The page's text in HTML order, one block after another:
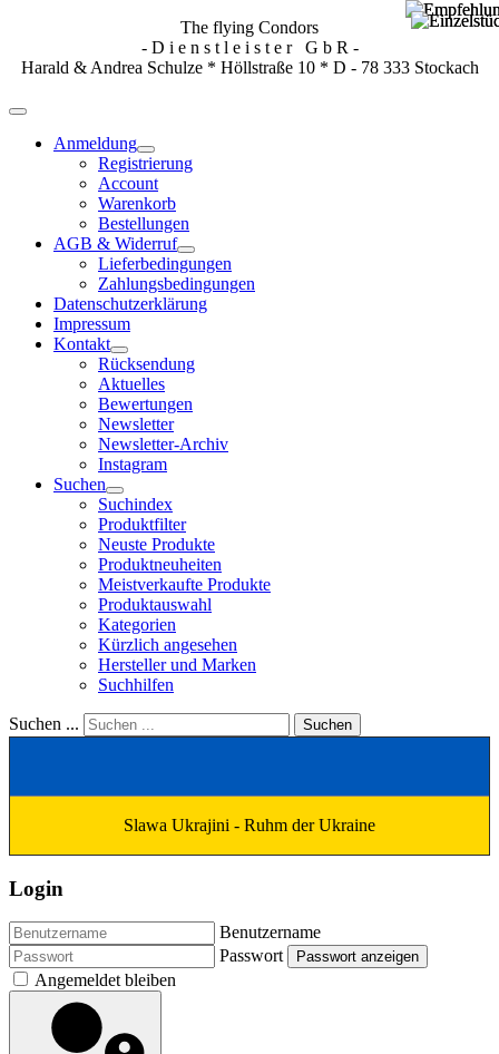
The flying Condors
- D i e n s t l e i s t e r G b R -
Harald & Andrea Schulze * Höllstraße 10 * D - 78 333 Stockach
Anmeldung
Registrierung
Account
Warenkorb
Bestellungen
AGB & Widerruf
Lieferbedingungen
Zahlungsbedingungen
Datenschutzerklärung
Impressum
Kontakt
Rücksendung
Aktuelles
Bewertungen
Newsletter
Newsletter-Archiv
Instagram
Suchen
Suchindex
Produktfilter
Neuste Produkte
Produktneuheiten
Meistverkaufte Produkte
Produktauswahl
Kategorien
Kürzlich angesehen
Hersteller und Marken
Suchhilfen
Suchen ... Suchen
Slawa Ukrajini - Ruhm der Ukraine
Login
Benutzername
Passwort
Passwort anzeigen
Angemeldet bleiben